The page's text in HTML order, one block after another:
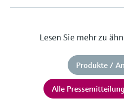
Lesen Sie mehr zu
Produkte /
Alle